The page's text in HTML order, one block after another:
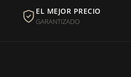
EL MEJOR PRECIO
GARANTIZADO